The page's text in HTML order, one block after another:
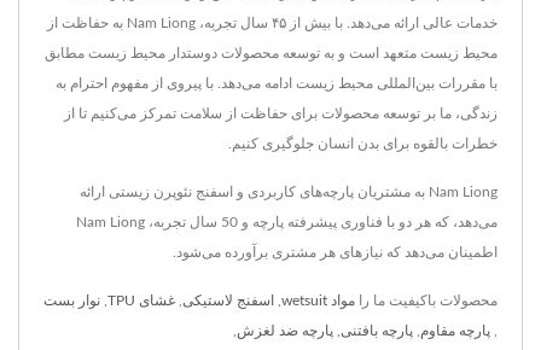
خدمات عالی ارائه می‌دهد. با بیش از ۴۵ سال تجربه، Nam Liong به حفاظت از
محیط زیست متعهد است و به توسعه محصولات دوستدار محیط زیست مطابق
با مقررات بین‌المللی محیط زیست ادامه می‌دهد. با پیروی از مفهوم احترام به
زندگی، ما بر توسعه محصولات برای حفاظت از سلامت تمرکز می‌کنیم تا از
خطرات بالقوه برای بدن انسان جلوگیری کنیم.
Nam Liong به مشتریان پارچه‌های کاربردی و اسفنج نئوپرن زیستی ارائه
می‌دهد، که هر دو با فناوری پیشرفته پارچه و 50 سال تجربه، Nam Liong
اطمینان می‌دهد که نیازهای هر مشتری برآورده می‌شود.
محصولات باکیفیت ما را مواد wetsuit اسفنج لاستیکی غشای TPU نوار بست
پارچه مقاوم پارچه بافتنی پارچه ضد لغزش